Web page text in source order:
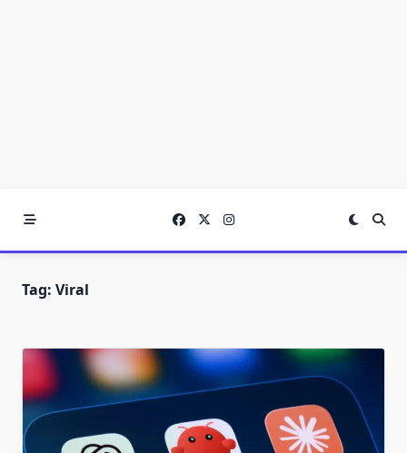
Tag: Viral